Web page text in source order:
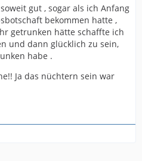
gut , sogar als ich Anfang
bekommen hatte ,
getrunken hätte schaffte ich
und dann glücklich zu sein,
habe .
Ja das nüchtern sein war